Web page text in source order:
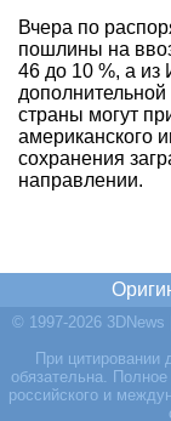
Вчера по
пошлины на
46 до 10 %, а из
страны могут
американского
сохранения
направлении.
© 1997-2026
При цитировании
обязательна.
российского и